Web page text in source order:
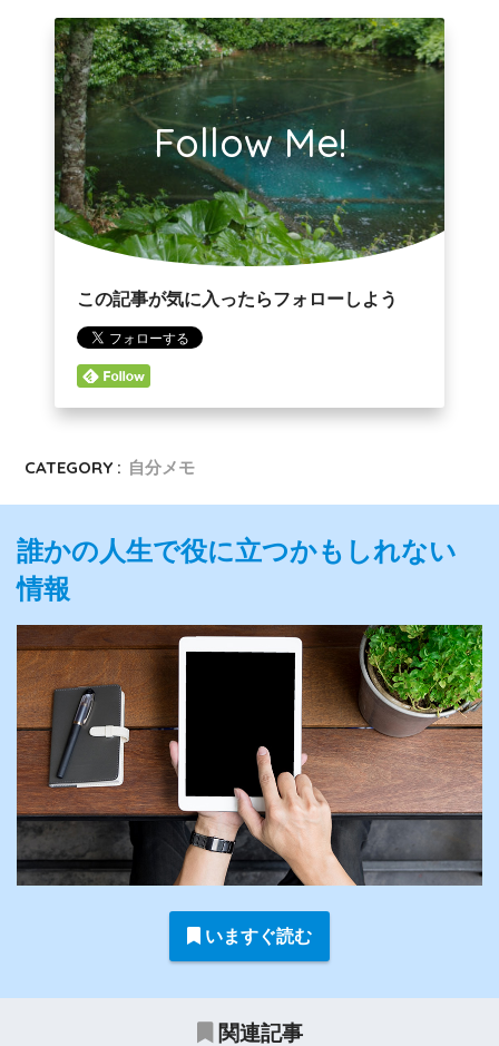
Follow Me!
この記事が気に入ったらフォローしよう
CATEGORY : 自分メモ
誰かの人生で役に立つかもしれない
情報
いますぐ読む
関連記事